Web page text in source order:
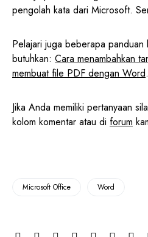
pengolah kata dari Microsoft.
Pelajari juga beberapa panduan
butuhkan: Cara menambahkan
membuat file PDF dengan Word.
Jika Anda memiliki pertanyaan
kolom komentar atau di forum
Microsoft Office Word